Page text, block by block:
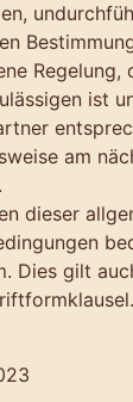
Regelung,
ist
am
dieser
Dies gilt